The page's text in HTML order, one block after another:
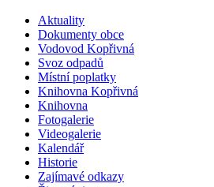
Aktuality
Dokumenty obce
Vodovod Kopřivná
Svoz odpadů
Místní poplatky
Knihovna Kopřivná
Knihovna
Fotogalerie
Videogalerie
Kalendář
Historie
Zajímavé odkazy